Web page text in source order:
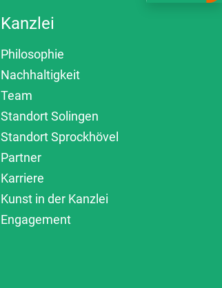
Kanzlei
Philosophie
Nachhaltigkeit
Team
Standort Solingen
Standort Sprockhövel
Partner
Karriere
Kunst in der Kanzlei
Engagement